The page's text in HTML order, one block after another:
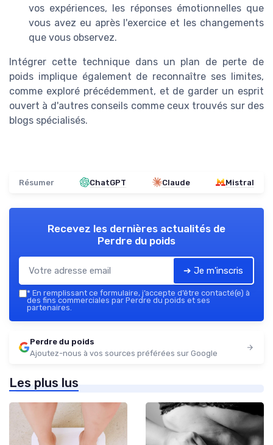
vos expériences, les réponses émotionnellesque
vous avez eu après l'exercice et les changements
que vous observez.
Intégrer cette technique dans un plan de perte de
poids implique également de reconnaître ses limites,
comme exploré précédemment, et de garder un esprit
ouvert à d'autres conseils comme ceux trouvés sur des
blogs spécialisés.
Résumer ChatGPT Claude Mistral
Recevez les dernières actualités de
Perdre du poids
➔ Je m'inscris
* En remplissant ce formulaire, j’accepte d’être contacté(e) à
des fins commerciales par Perdre du poids et ses
partenaires.
Perdre du poids
Ajoutez-nous à vos sources préférées sur Google
Les plus lus